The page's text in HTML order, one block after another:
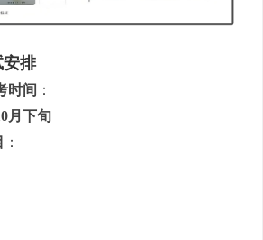
排
间 ：
月下旬
：